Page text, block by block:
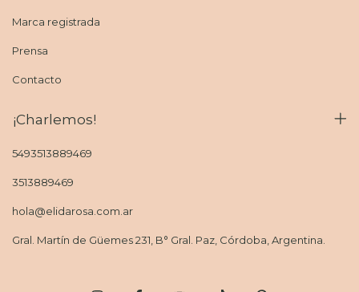
Marca registrada
Prensa
Contacto
¡Charlemos!
5493513889469
3513889469
hola@elidarosa.com.ar
Gral. Martín de Güemes 231, B° Gral. Paz, Córdoba, Argentina.